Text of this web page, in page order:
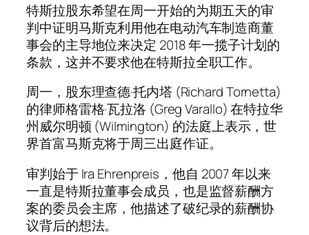
特斯拉股东希望在周一开始的为期五天的审
判中证明马斯克利用他在电动汽车制造商董
事会的主导地位来决定 2018 年一揽子计划的
条款，这并不要求他在特斯拉全职工作。
周一，股东理查德·托内塔 (Richard Tornetta)
的律师格雷格·瓦拉洛 (Greg Varallo) 在特拉华
州威尔明顿 (Wilmington) 的法庭上表示，世
界首富马斯克将于周三出庭作证。
审判始于 Ira Ehrenpreis，他自 2007 年以来
一直是特斯拉董事会成员，也是监督薪酬方
案的委员会主席，他描述了破纪录的薪酬协
议背后的想法。